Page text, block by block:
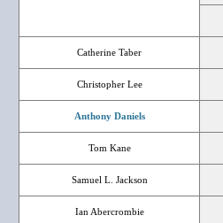
Catherine Taber
Christopher Lee
Anthony Daniels
Tom Kane
Samuel L. Jackson
Ian Abercrombie